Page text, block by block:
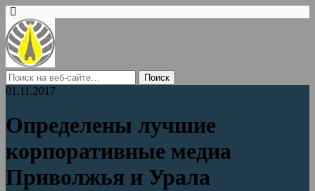
01.11.2017
Определены лучшие
корпоративные медиа
Приволжья и Урала